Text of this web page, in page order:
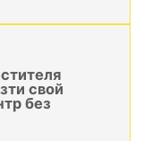
свой
без